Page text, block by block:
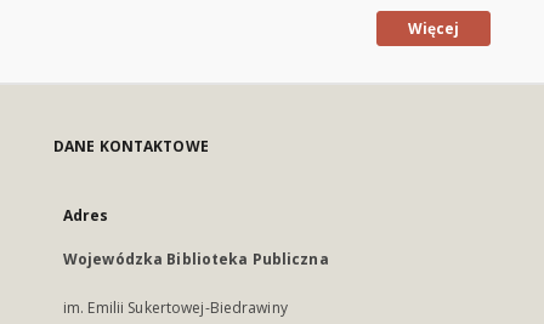
Więcej
DANE KONTAKTOWE
Adres
Wojewódzka Biblioteka Publiczna
im. Emilii Sukertowej-Biedrawiny